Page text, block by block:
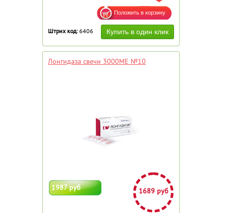
Штрих код: 6406
Лонгидаза свечи 3000МЕ №10
1987 руб 1689 руб